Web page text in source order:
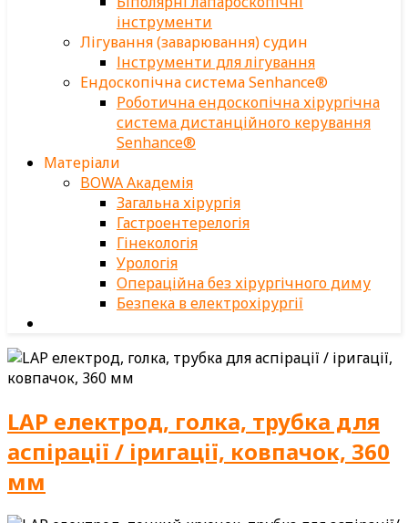
інструменти
Лігування (заварювання) судин
Інструменти для лігування
Ендоскопічна система Senhance®
Роботична ендоскопічна хірургічна
система дистанційного керування
Senhance®
Матеріали
BOWA Академія
Загальна хірургія
Гастроентерелогія
Гінекологія
Урологія
Операційна без хірургічного диму
Безпека в електрохірургії
LAP електрод, голка, трубка для
аспірації / іригації, ковпачок, 360
мм